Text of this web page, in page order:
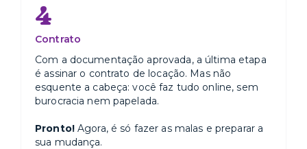
4
Contrato
Com a documentação aprovada, a última etapa
é assinar o contrato de locação. Mas não
esquente a cabeça: você faz tudo online, sem
burocracia nem papelada.
Pronto!Agora, é só fazer as malas e preparar a
sua mudança.